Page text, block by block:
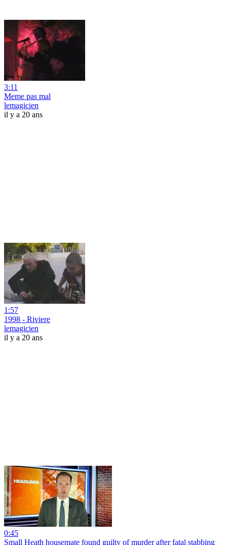
3:11
Meme pas mal
lemagicien
il y a 20 ans
1:57
1998 - Riviere
lemagicien
il y a 20 ans
0:45
Small Heath housemate found guilty of murder after fatal stabbing